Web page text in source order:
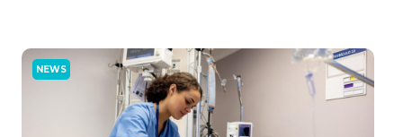
NEWS